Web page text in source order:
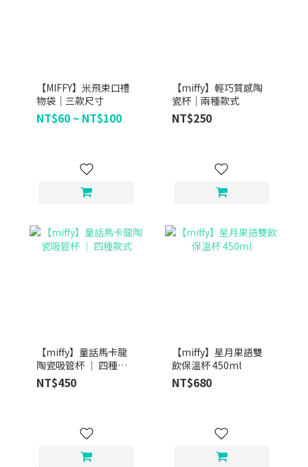
【MIFFY】米飛束口禮
物袋｜三款尺寸
NT$60 ~ NT$100
【miffy】輕巧質感陶
瓷杯｜兩種款式
NT$250
【miffy】童話馬卡龍
陶瓷吸管杯 ｜ 四種款
式
NT$450
【miffy】星月果語雙
飲保溫杯 450ml
NT$680